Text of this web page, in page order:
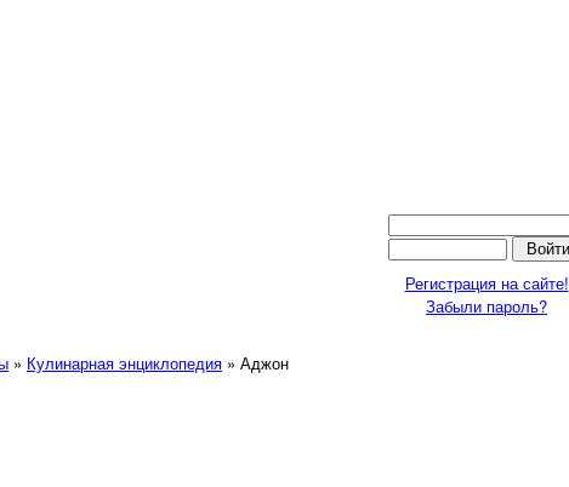
Регистрация на сайте!
Забыли пароль?
» Кулинарная энциклопедия » Аджон